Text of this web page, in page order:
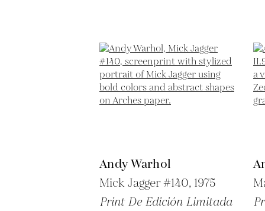
Andy Warhol
Mick Jagger #140, 1975
Print De Edición Limitada